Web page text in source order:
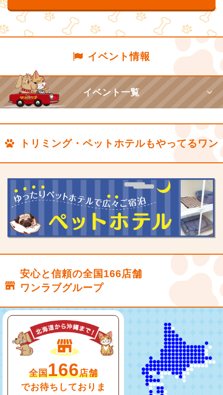
イベント情報
イベント一覧
トリミング・ペットホテルもやってるワン
安心と信頼の全国166店舗
ワンラブグループ
全国166店舗
でお待ちしておりま